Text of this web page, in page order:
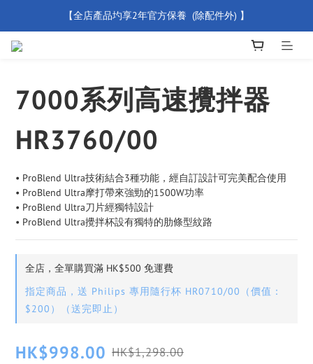
【買滿 $500 免運費】
【全店產品圴享2年官方保養  (除配件外) 】
7000系列高速攪拌器
HR3760/00
• ProBlend Ultra技術結合3種功能，經自訂設計可完美配合使用
• ProBlend Ultra摩打帶來強勁的1500W功率
• ProBlend Ultra刀片經獨特設計
• ProBlend Ultra攪拌杯設有獨特的肋條型紋路
全店，全單購買滿 HK$500 免運費
指定商品，送 Philips 專用隨行杯 HR0710/00（價值：
$200）（送完即止）
HK$998.00 HK$1,298.00